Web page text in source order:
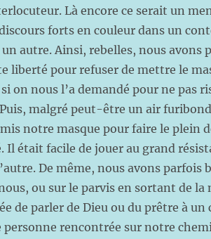
Là encore ce serait un
forts en couleur dans un
autre. Ainsi, rebelles, nous avons
liberté pour refuser de mettre le
on nous l’a demandé pour ne pas
malgré peut-être un air
notre masque pour faire le plein
Il était facile de jouer au grand
De même, nous avons parfois
ou sur le parvis en sortant de la
de parler de Dieu ou du prêtre à un
rencontrée sur notre